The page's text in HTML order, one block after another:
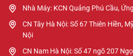
Nhà Máy: KCN Quảng Phú Cầu,
CN Tây Hà Nội: Số 67 Thiên Hiền,
Nội
CN Nam Hà Nội: Số 47 ngõ 207